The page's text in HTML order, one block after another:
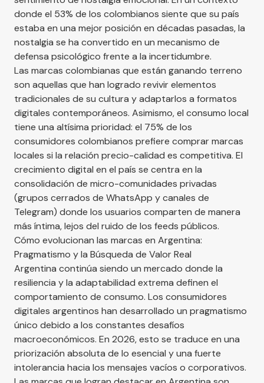
donde el 53% de los colombianos siente que su país
estaba en una mejor posición en décadas pasadas, la
nostalgia se ha convertido en un mecanismo de
defensa psicológico frente a la incertidumbre.
Las marcas colombianas que están ganando terreno
son aquellas que han logrado revivir elementos
tradicionales de su cultura y adaptarlos a formatos
digitales contemporáneos. Asimismo, el consumo local
tiene una altísima prioridad: el 75% de los
consumidores colombianos prefiere comprar marcas
locales si la relación precio-calidad es competitiva. El
crecimiento digital en el país se centra en la
consolidación de micro-comunidades privadas
(grupos cerrados de WhatsApp y canales de
Telegram) donde los usuarios comparten de manera
más íntima, lejos del ruido de los feeds públicos.
Cómo evolucionan las marcas en Argentina:
Pragmatismo y la Búsqueda de Valor Real
Argentina continúa siendo un mercado donde la
resiliencia y la adaptabilidad extrema definen el
comportamiento de consumo. Los consumidores
digitales argentinos han desarrollado un pragmatismo
único debido a los constantes desafíos
macroeconómicos. En 2026, esto se traduce en una
priorización absoluta de lo esencial y una fuerte
intolerancia hacia los mensajes vacíos o corporativos.